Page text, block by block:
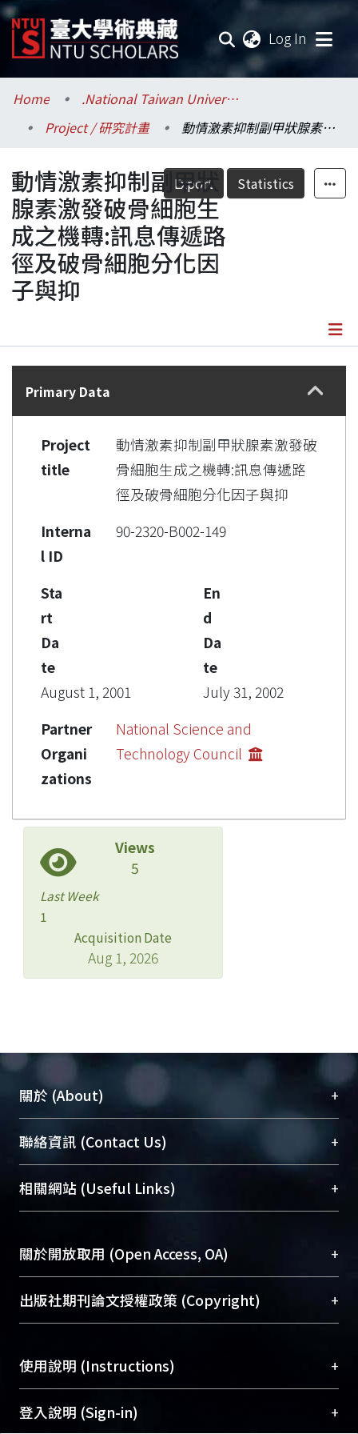
Log In
Communities & Collections
Research Outputs
Fundings & Projects
Researchers
Organizations
Statistics
Home
.National Taiwan University / 國立臺灣大學
Project / 研究計畫
動情激素抑制副甲狀腺素激發破骨細胞生成之機轉:訊息傳遞路徑及破骨細胞分化因子與抑
Export Statistics
動情激素抑制副甲狀
腺素激發破骨細胞生
成之機轉:訊息傳遞路
徑及破骨細胞分化因
子與抑
Details
Primary Data
Project
title
動情激素抑制副甲狀腺素激發破
骨細胞生成之機轉:訊息傳遞路
徑及破骨細胞分化因子與抑
Interna
l ID
90-2320-B002-149
Sta
rt
Da
te
August 1, 2001
En
d
Da
te
July 31, 2002
Partner
Organi
zations
National Science and
Technology Council
Views
5
Last Week
1
Acquisition Date
Aug 1, 2026
關於 (About) +
臺大位居世界頂尖大學之列，為永久珍藏及向國際
展現本校豐碩的研究成果及學術能量，圖書館整合
機構典藏（NTUR）與學術庫（AH）不同功能平
台，成為臺大學術典藏NTU scholars。期能整合研
成果。
To permanently archive and promote researcher
profiles and scholarly works, Library integrates the
services of “NTU Repository” with “Academic
聯絡資訊 (Contact Us) +
總館學科館員(Main Library)
醫學圖書館學科館員(Medical Library)
Sciences Library)
相關網站 (Useful Links) +
關於開放取用 (Open Access, OA) +
開放取用是從使用者角度提升資訊取用性的社會運
動，應用在學術研究上是透過將研究著作公開供使
用逐年攀升。同時可加速研究發展、提升研究影響
Archive）平台。 （點選深入了解OA）
出版社期刊論文授權政策 (Copyright) +
含部分內容的版權非匯入者所有，或由第三方贊
助與合作完成，請確認該版權所有者及第三方同
意提供此授權。
Please represent that the submission is your
使用說明 (Instructions) +
網站簡介(Quickstart Guide)
登入說明 (Sign-in) +